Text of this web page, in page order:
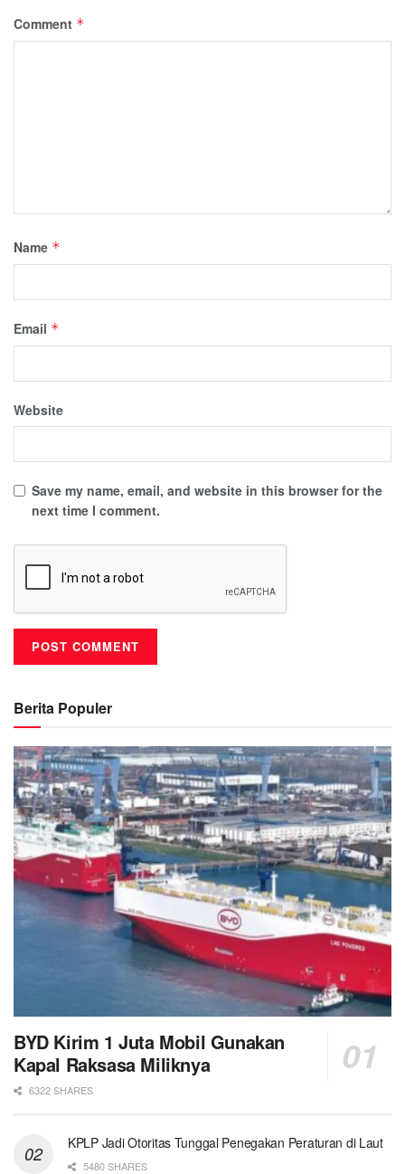
Comment *
Name *
Email *
Website
Save my name, email, and website in this browser for the
next time I comment.
Berita Populer
BYD Kirim 1 Juta Mobil Gunakan
Kapal Raksasa Miliknya
6322 SHARES
KPLP Jadi Otoritas Tunggal Penegakan Peraturan di Laut
5480 SHARES